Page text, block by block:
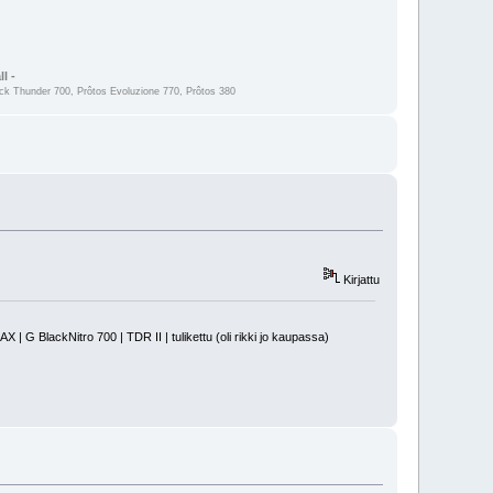
-
Thunder 700, Prôtos Evoluzione 770, Prôtos 380
Kirjattu
| G BlackNitro 700 | TDR II | tulikettu (oli rikki jo kaupassa)